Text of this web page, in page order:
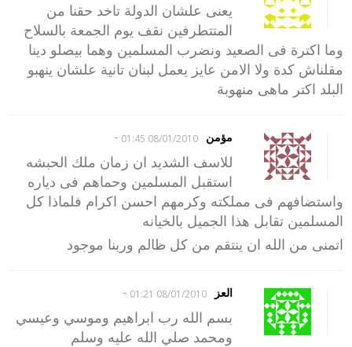
يعنى علشان الدولة تاخد حقنا من
المتتطرفين نقف يوم الجمعة بالسلاح
وما اكترة فى الصعيد ونضرب المسلمين وهما بيصلو دينا
مقلناش كدة ولا الامن عايز يعمل لبنان تانية علشان ينهبو
البلد اكتر ماهى منهوبة
مؤمن 08/01/2010 01:45
-
للاسف الشديد ان زمان ملك الحبشه
استقبل المسلمين وحماهم فى دياره
واستضافهم فى مملكته وكرمهم احسن اكرام فلماذا كل
المسلمين تقابل هذا الجميل بالخيانه
اتمنى من الله ان ينتقم من كل ظالم وربنا موجود
العز 08/01/2010 01:21
-
بسم الله رب ابراهيم وموسي وعيسي
ومحمد صلي الله عليه وسلم